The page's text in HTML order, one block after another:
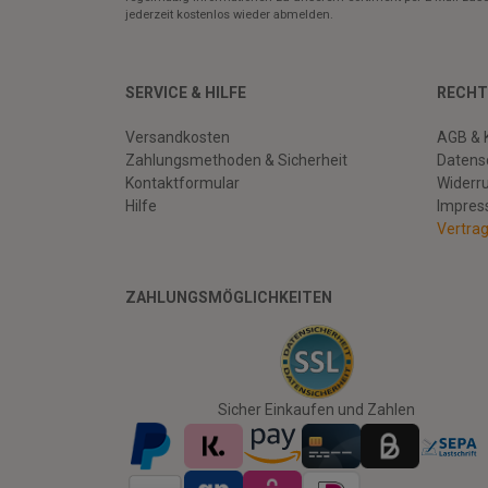
jederzeit kostenlos wieder abmelden.
SERVICE & HILFE
Versandkosten
Zahlungsmethoden & Sicherheit
Kontaktformular
Hilfe
AGB
ZAHLUNGSMÖGLICHKEITEN
Sicher Einkaufen und Zahlen
Twitter Youtube